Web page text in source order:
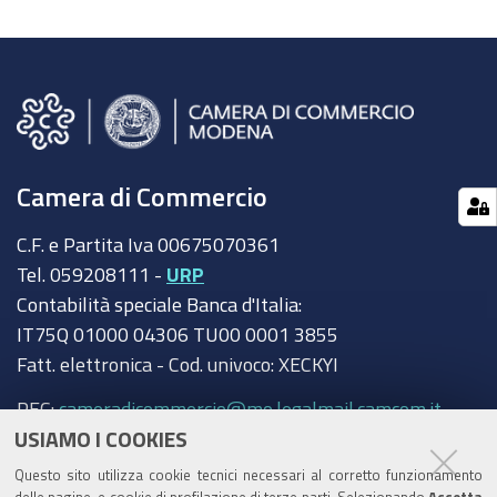
USIAMO I COOKIES
Questo sito utilizza cookie tecnici necessari al corretto funzionamento
Camera di Commercio
C.F. e Partita Iva 00675070361
Tel. 059208111 - URP
Contabilità speciale Banca d'Italia:
IT75Q 01000 04306 TU00 0001 3855
Fatt. elettronica - Cod. univoco: XECKYI
PEC:cameradicommercio@mo.legalmail.camcom.it
Trasparenza